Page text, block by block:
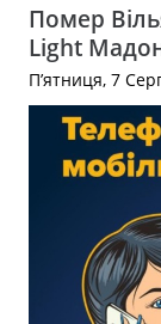
Помер
Light
П’ятниця, 7